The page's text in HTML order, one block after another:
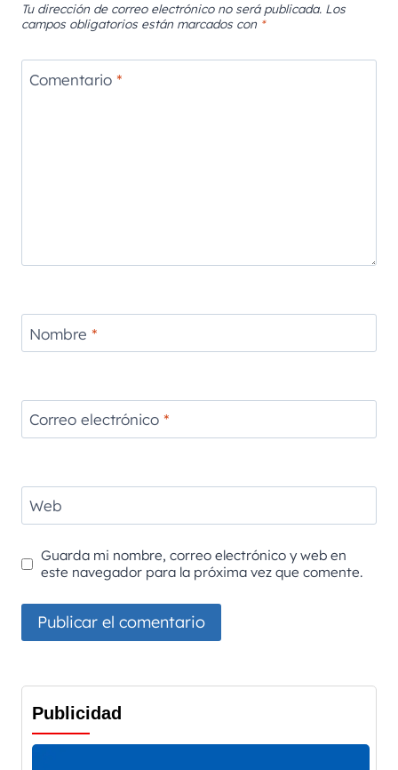
Tu dirección de correo electrónico no será publicada. Los
campos obligatorios están marcados con *
Comentario *
Nombre *
Correo electrónico *
Web
Guarda mi nombre, correo electrónico y web en
este navegador para la próxima vez que comente.
Publicidad